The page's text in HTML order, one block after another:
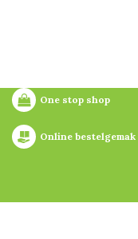
One stop shop
Online bestelgemak